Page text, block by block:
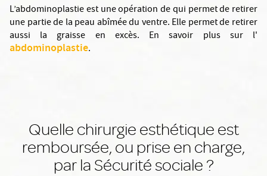
L’abdominoplastie est une opération de qui permet de retirer
une partie de la peau abîmée du ventre. Elle permet de retirer
aussi la graisse en excès. En savoir plus sur l'
abdominoplastie.
Quelle chirurgie esthétique est
remboursée, ou prise en charge,
par la Sécurité sociale ?